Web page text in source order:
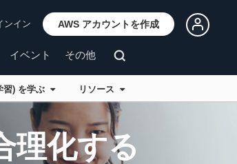
ンイン AWS アカウントを作成
イベント その他
習) を学ぶ リソース
理化する